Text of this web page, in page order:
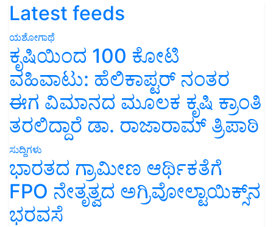
Latest feeds
ಯಶೋಗಾಥೆ
ಕೃಷಿಯಿಂದ 100 ಕೋಟಿ
ವಹಿವಾಟು: ಹೆಲಿಕಾಪ್ಟರ್ ನಂತರ
ಈಗ ವಿಮಾನದ ಮೂಲಕ ಕೃಷಿ ಕ್ರಾಂತಿ
ತರಲಿದ್ದಾರೆ ಡಾ. ರಾಜಾರಾಮ್ ತ್ರಿಪಾಠಿ
ಸುದ್ದಿಗಳು
ಭಾರತದ ಗ್ರಾಮೀಣ ಆರ್ಥಿಕತೆಗೆ
FPO ನೇತೃತ್ವದ ಅಗ್ರಿವೋಲ್ಟಾಯಿಕ್ಸ್‌ನ
ಭರವಸೆ